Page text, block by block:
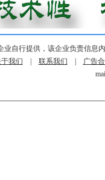
业自行提供，该企业负责信息
于我们
联系我们
广告